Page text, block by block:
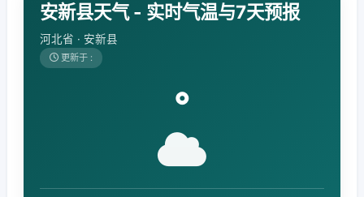
安新县天气 - 实时气温与7天预报
河北省 · 安新县
更新于 :
°